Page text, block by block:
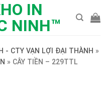
- CTY VẠN LỢI ĐẠI THÀNH »
» CÂY TIỀN – 229TTL